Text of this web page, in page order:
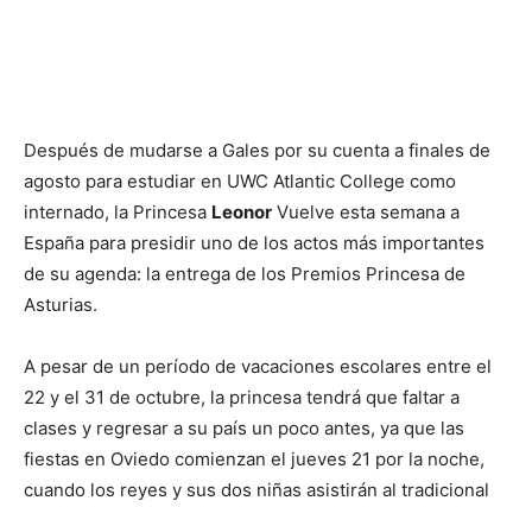
Después de mudarse a Gales por su cuenta a finales de
agosto para estudiar en UWC Atlantic College como
internado, la Princesa Leonor Vuelve esta semana a
España para presidir uno de los actos más importantes
de su agenda: la entrega de los Premios Princesa de
Asturias.
A pesar de un período de vacaciones escolares entre el
22 y el 31 de octubre, la princesa tendrá que faltar a
clases y regresar a su país un poco antes, ya que las
fiestas en Oviedo comienzan el jueves 21 por la noche,
cuando los reyes y sus dos niñas asistirán al tradicional